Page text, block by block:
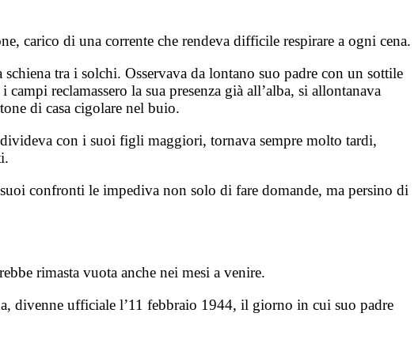
carico di una corrente che rendeva difficile respirare a ogni cena.
tra i solchi. Osservava da lontano suo padre con un sottile
reclamassero la sua presenza già all’alba, si allontanava
di casa cigolare nel buio.
con i suoi figli maggiori, tornava sempre molto tardi,
confronti le impediva non solo di fare domande, ma persino di
rimasta vuota anche nei mesi a venire.
divenne ufficiale l’11 febbraio 1944, il giorno in cui suo padre